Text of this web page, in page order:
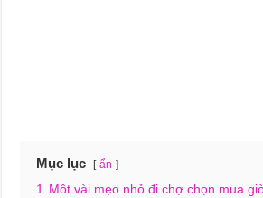
Mục lục ẩn
1 Môt vài mẹo nhỏ đi chợ chọn mua